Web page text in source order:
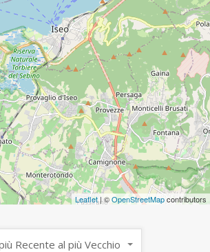
Leaflet| ©OpenStreetMapcontributors
Recente al più Vecchio